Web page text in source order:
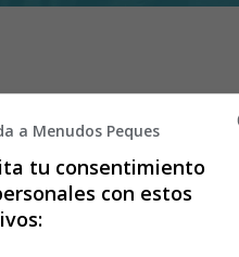
del iris
, la estructura circular
En este artículo,
a Menudos Peques
tu consentimiento
con estos